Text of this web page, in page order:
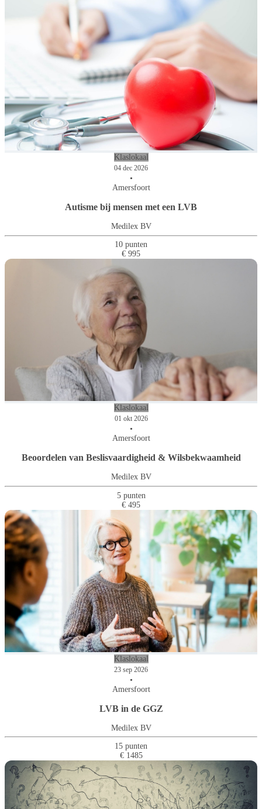
Klaslokaal
04 dec 2026
•
Amersfoort
Autisme bij mensen met een LVB
Medilex BV
10 punten
€ 995
Klaslokaal
01 okt 2026
•
Amersfoort
Beoordelen van Beslisvaardigheid & Wilsbekwaamheid
Medilex BV
5 punten
€ 495
Klaslokaal
23 sep 2026
•
Amersfoort
LVB in de GGZ
Medilex BV
15 punten
€ 1485